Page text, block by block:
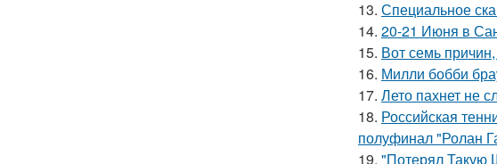
13. Специальное
14. 20-21 Июня в
15. Вот семь
16. Милли бобби
17. Лето пахнет не
18. Российская
полуфинал "Ролан
19. "Потерял Такую